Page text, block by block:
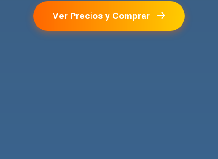
Ver Precios y Comprar